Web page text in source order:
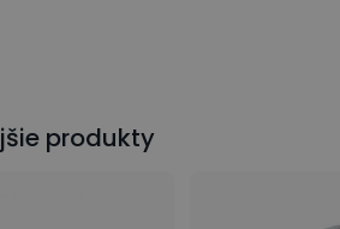
produkty